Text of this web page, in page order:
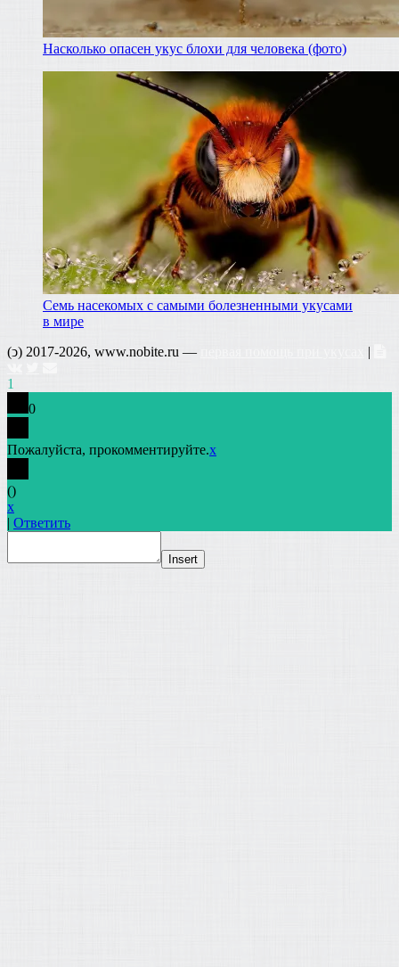
Насколько опасен укус блохи для человека (фото)
Семь насекомых с самыми болезненными укусами
в мире
(ↄ) 2017-2026, www.nobite.ru —
|
1
0
Пожалуйста, прокомментируйте.x
()
x
| Ответить
Insert